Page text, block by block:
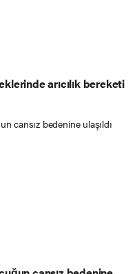
arıcılık bereketi